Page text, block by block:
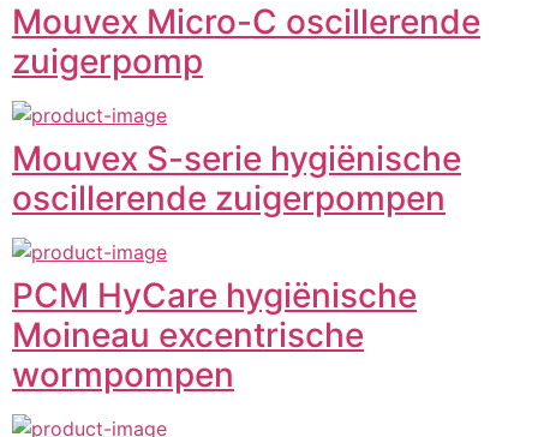
Mouvex Micro-C oscillerende
zuigerpomp
Mouvex S-serie hygiënische
oscillerende zuigerpompen
PCM HyCare hygiënische
Moineau excentrische
wormpompen